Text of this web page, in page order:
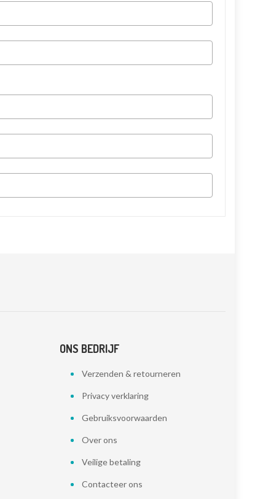
ONS BEDRIJF
Verzenden & retourneren
Privacy verklaring
Gebruiksvoorwaarden
Over ons
Veilige betaling
Contacteer ons